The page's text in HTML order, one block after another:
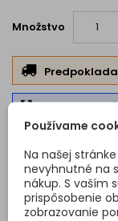
ľahko
ľahká údržba a
Množstvo
nevzťahuje
POPIS
Používame
Na našej
nevyhnutné na
nákup. S vaším
prispôsobenie
zobrazovanie